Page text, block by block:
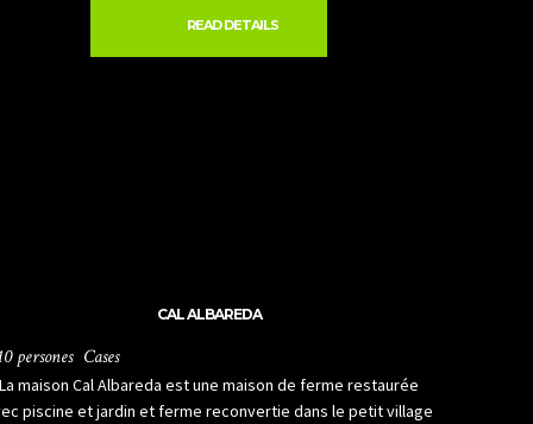
READ DETAILS
CAL ALBAREDA
persones Cases
La maison Cal Albareda est une maison de ferme restaurée
piscine et jardin et ferme reconvertie dans le petit village